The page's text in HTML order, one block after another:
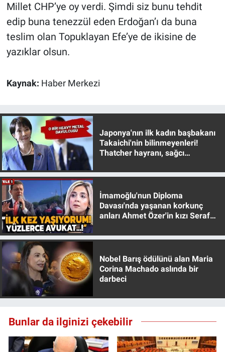
Millet CHP’ye oy verdi. Şimdi siz bunu tehdit
edip buna tenezzül eden Erdoğan’ı da buna
teslim olan Topuklayan Efe’ye de ikisine de
yazıklar olsun.
Kaynak: Haber Merkezi
Japonya'nın ilk kadın başbakanı
Takaichi'nin bilinmeyenleri!
Thatcher hayranı, sağcı
İmamoğlu'nun Diploma
Davası'nda yaşanan korkunç
anları Ahmet Özer'in kızı Seraf
Nobel Barış ödülünü alan Maria
Corina Machado aslında bir
darbeci
Bunlar da ilginizi çekebilir